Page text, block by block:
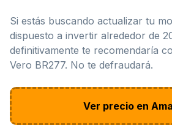
Si estás buscando actualizar tu
dispuesto a invertir alrededor de
definitivamente te recomendaría
Vero BR277. No te defraudará.
Ver precio en